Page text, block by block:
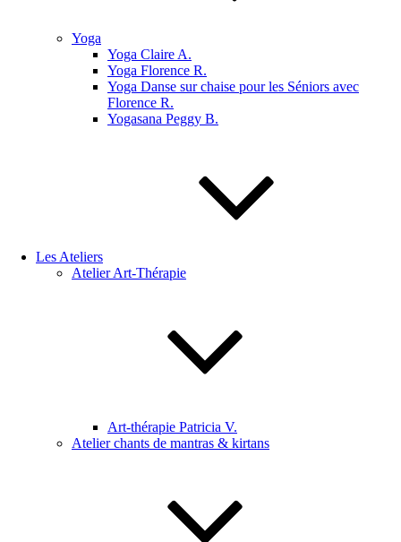
Yoga
Yoga Claire A.
Yoga Florence R.
Yoga Danse sur chaise pour les Séniors avec
Florence R.
Yogasana Peggy B.
Les Ateliers
Atelier Art-Thérapie
Art-thérapie Patricia V.
Atelier chants de mantras & kirtans